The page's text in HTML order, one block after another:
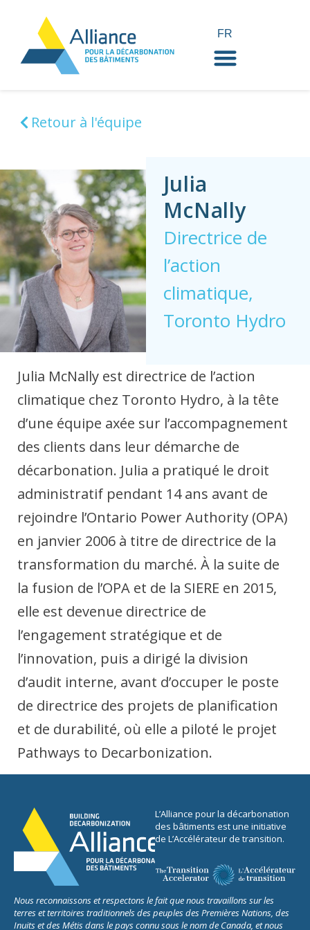
FR
EN
Retour à l'équipe
Julia
McNally
Directrice de
l’action
climatique,
Toronto Hydro
Julia McNally est directrice de l’action
climatique chez Toronto Hydro, à la tête
d’une équipe axée sur l’accompagnement
des clients dans leur démarche de
décarbonation. Julia a pratiqué le droit
administratif pendant 14 ans avant de
rejoindre l’Ontario Power Authority (OPA)
en janvier 2006 à titre de directrice de la
transformation du marché. À la suite de
la fusion de l’OPA et de la SIERE en 2015,
elle est devenue directrice de
l’engagement stratégique et de
l’innovation, puis a dirigé la division
d’audit interne, avant d’occuper le poste
de directrice des projets de planification
et de durabilité, où elle a piloté le projet
Pathways to Decarbonization.
L’Alliance pour la décarbonation
des bâtiments est une initiative
de L’Accélérateur de transition.
Nous reconnaissons et respectons le fait que nous travaillons sur les
terres et territoires traditionnels des peuples des Premières Nations, des
Inuits et des Métis dans le pays connu sous le nom de Canada, et nous